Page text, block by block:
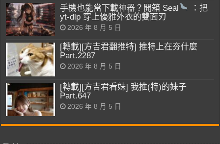
手機也能當下載神器？開箱 Seal
：把
yt-dlp 穿上優雅外衣的雙面刃
2026 年 8 月 5 日
[轉載][方吉君翻推特] 推特上在夯什麼
Part.2287
2026 年 8 月 5 日
[轉載][方吉君看妹] 我推(特)的妹子
Part.647
2026 年 8 月 5 日